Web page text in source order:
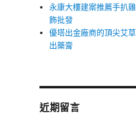
永康大樓建案推薦手扒
飾批發
優塔出金廠商的頂尖艾
出藥膏
近期留言